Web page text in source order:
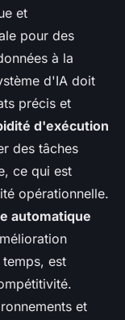
et
pour des
à la
d'IA doit
précis et
d'exécution
des tâches
ce qui est
opérationnelle.
automatique
est
et